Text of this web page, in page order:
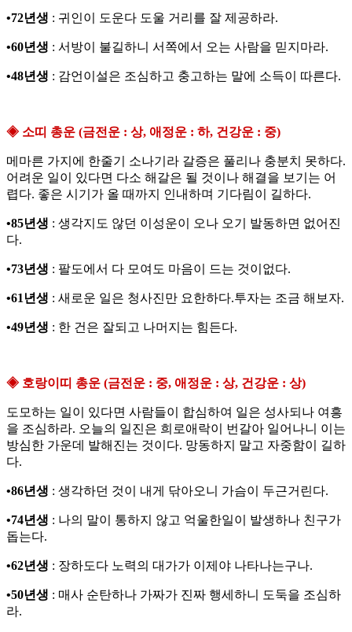
•72년생 : 귀인이 도운다 도울 거리를 잘 제공하라.
•60년생 : 서방이 불길하니 서쪽에서 오는 사람을 믿지마라.
•48년생 : 감언이설은 조심하고 충고하는 말에 소득이 따른다.
◈ 소띠 총운 (금전운 : 상, 애정운 : 하, 건강운 : 중)
메마른 가지에 한줄기 소나기라 갈증은 풀리나 충분치 못하다.
어려운 일이 있다면 다소 해갈은 될 것이나 해결을 보기는 어
렵다. 좋은 시기가 올 때까지 인내하며 기다림이 길하다.
•85년생 : 생각지도 않던 이성운이 오나 오기 발동하면 없어진
다.
•73년생 : 팔도에서 다 모여도 마음이 드는 것이없다.
•61년생 : 새로운 일은 청사진만 요한하다.투자는 조금 해보자.
•49년생 : 한 건은 잘되고 나머지는 힘든다.
◈ 호랑이띠 총운 (금전운 : 중, 애정운 : 상, 건강운 : 상)
도모하는 일이 있다면 사람들이 합심하여 일은 성사되나 여흥
을 조심하라. 오늘의 일진은 희로애락이 번갈아 일어나니 이는
방심한 가운데 발해진는 것이다. 망동하지 말고 자중함이 길하
다.
•86년생 : 생각하던 것이 내게 닦아오니 가슴이 두근거린다.
•74년생 : 나의 말이 통하지 않고 억울한일이 발생하나 친구가
돕는다.
•62년생 : 장하도다 노력의 대가가 이제야 나타나는구나.
•50년생 : 매사 순탄하나 가짜가 진짜 행세하니 도둑을 조심하
라.